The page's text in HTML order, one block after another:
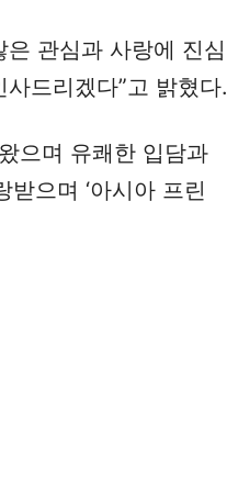
은 관심과 사랑에 진심
드리겠다”고 밝혔다.
으며 유쾌한 입담과
으며 ‘아시아 프린